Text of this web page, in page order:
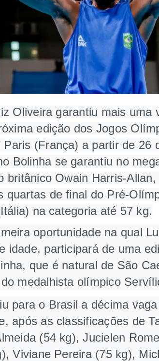
Oliveira garantiu mais uma
edição dos Jogos
Paris (França) a partir de 26
Bolinha se garantiu no
britânico Owain Harris-
quartas de final do Pré-
na categoria até 57 kg.
oportunidade na qual
idade, participará de uma
que é natural de São
medalhista olímpico
para o Brasil a décima
após as classificações de
(54 kg), Jucielen
Viviane Pereira (75 kg),